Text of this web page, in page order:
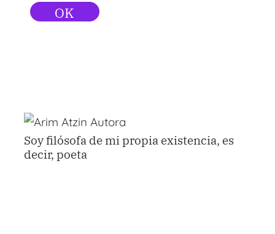
Soy filósofa de mi propia existencia, es
decir, poeta